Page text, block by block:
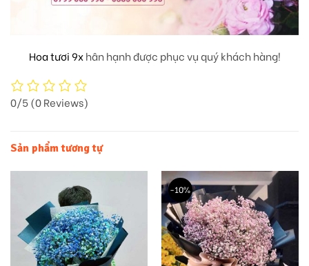
Hoa tươi 9xhân hạnh được phục vụ quý khách hàng!
0/5(0 Reviews)
Sản phẩm tương tự
-10%